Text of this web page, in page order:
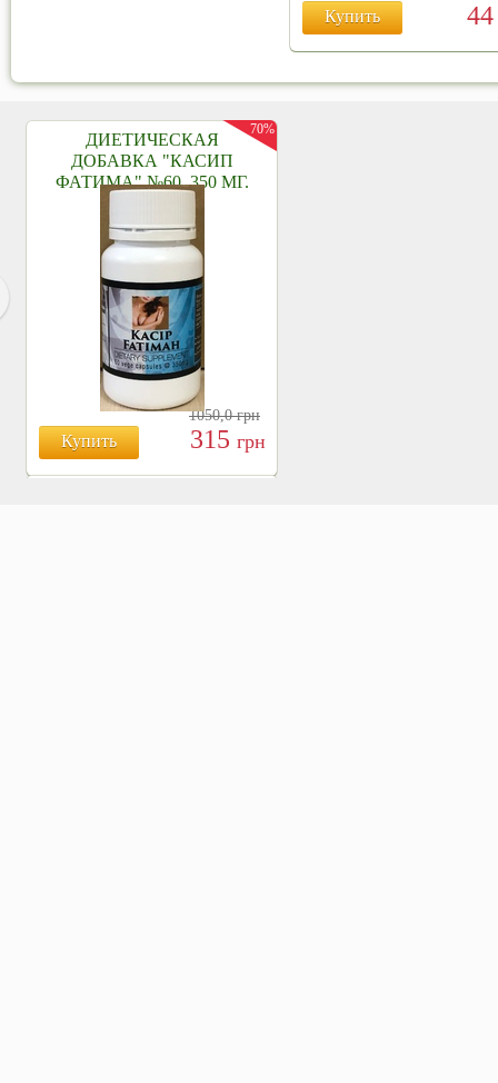
Купить
ДИЕТИЧЕСКАЯ
ДОБАВКА "КАСИП
ФАТИМА" №60, 350 МГ.
Купить
1050,0грн
315 грн
70%